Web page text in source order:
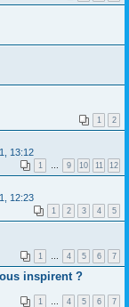
1 2
13:12
1 … 9 10 11 12
12:23
1 2 3 4 5
1 … 4 5 6 7
inspirent ?
1 … 4 5 6 7